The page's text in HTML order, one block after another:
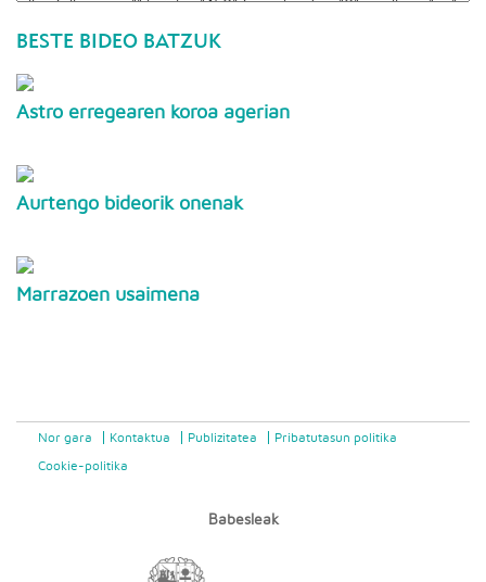
BESTE BIDEO BATZUK
Astro erregearen koroa agerian
Aurtengo bideorik onenak
Marrazoen usaimena
Nor gara Kontaktua Publizitatea Pribatutasun politika
Cookie-politika
Babesleak